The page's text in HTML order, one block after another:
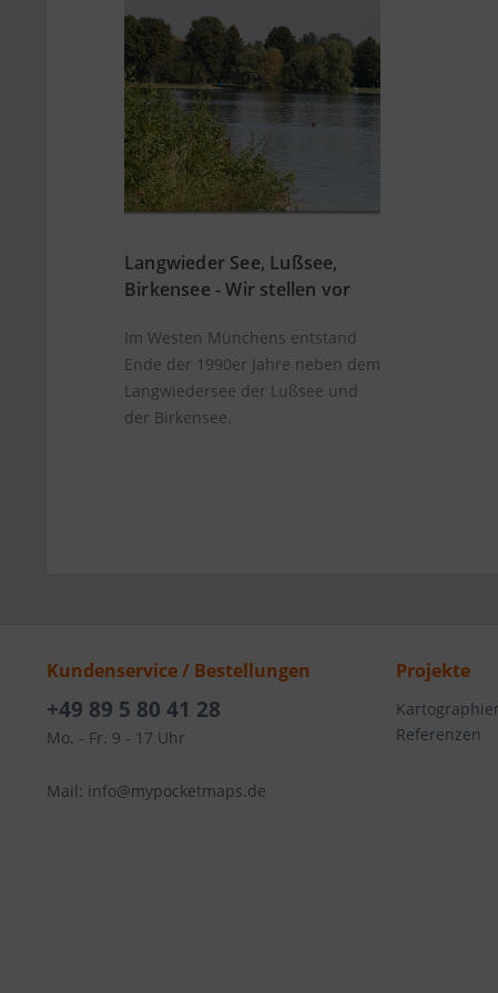
Langwieder See, Lußsee,
Birkensee - Wir stellen vor
Im Westen Münchens entstand
Ende der 1990er Jahre neben dem
Langwiedersee der Lußsee und
der Birkensee.
Kundenservice / Bestellungen
+49 89 5 80 41 28
Mo. - Fr. 9 - 17 Uhr
Mail: info@mypocketmaps.de
Projekte
Referenzen